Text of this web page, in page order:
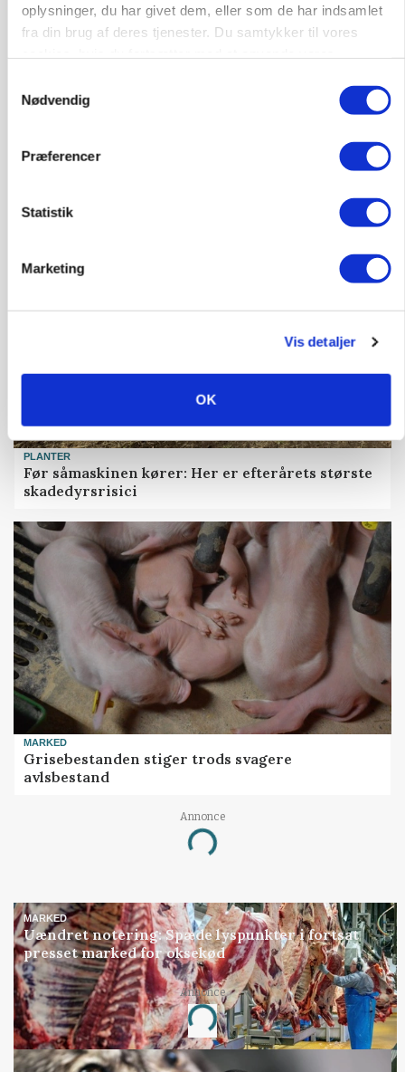
oplysninger, du har givet dem, eller som de har indsamlet
fra din brug af deres tjenester. Du samtykker til vores
Nødvendig
Præferencer
Statistik
Marketing
Vis detaljer
OK
Snart kan man søge tilskud til naturprojekter
PLANTER
Før såmaskinen kører: Her er efterårets største
skadedyrsrisici
MARKED
Grisebestanden stiger trods svagere
avlsbestand
Annonce
Loading...
MARKED
Uændret notering: Spæde lyspunkter i fortsat
presset marked for oksekød
Annonce
Loading...